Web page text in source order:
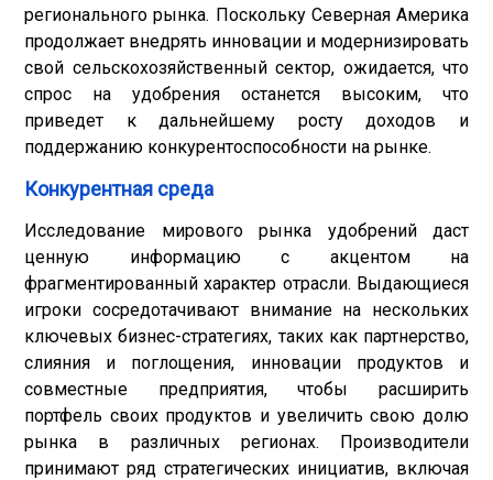
регионального рынка. Поскольку Северная Америка
продолжает внедрять инновации и модернизировать
свой сельскохозяйственный сектор, ожидается, что
спрос на удобрения останется высоким, что
приведет к дальнейшему росту доходов и
поддержанию конкурентоспособности на рынке.
Конкурентная среда
Исследование мирового рынка удобрений даст
ценную информацию с акцентом на
фрагментированный характер отрасли. Выдающиеся
игроки сосредотачивают внимание на нескольких
ключевых бизнес-стратегиях, таких как партнерство,
слияния и поглощения, инновации продуктов и
совместные предприятия, чтобы расширить
портфель своих продуктов и увеличить свою долю
рынка в различных регионах. Производители
принимают ряд стратегических инициатив, включая